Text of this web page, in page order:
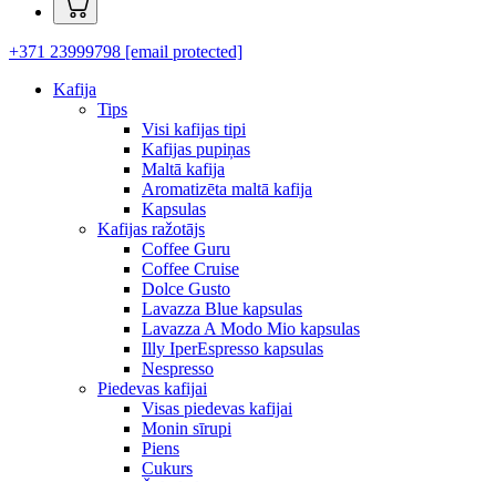
+371 23999798 [email protected]
Kafija
Tips
Visi kafijas tipi
Kafijas pupiņas
Maltā kafija
Aromatizēta maltā kafija
Kapsulas
Kafijas ražotājs
Coffee Guru
Coffee Cruise
Dolce Gusto
Lavazza Blue kapsulas
Lavazza A Modo Mio kapsulas
Illy IperEspresso kapsulas
Nespresso
Piedevas kafijai
Visas piedevas kafijai
Monin sīrupi
Piens
Cukurs